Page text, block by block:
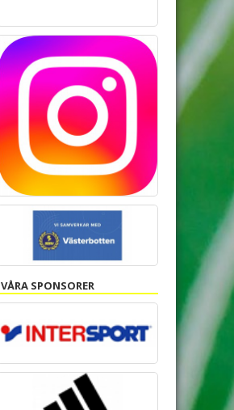
VÅRA SPONSORER